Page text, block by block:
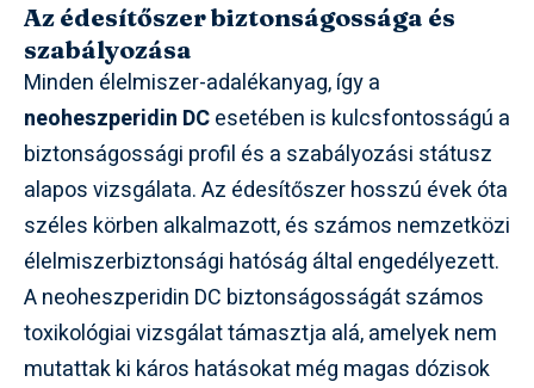
Az édesítőszer biztonságossága és
szabályozása
Minden élelmiszer-adalékanyag, így a
neoheszperidin DCesetében is kulcsfontosságú a
biztonságossági profil és a szabályozási státusz
alapos vizsgálata. Az édesítőszer hosszú évek óta
széles körben alkalmazott, és számos nemzetközi
élelmiszerbiztonsági hatóság által engedélyezett.
A neoheszperidin DC biztonságosságát számos
toxikológiai vizsgálat támasztja alá, amelyek nem
mutattak ki káros hatásokat még magas dózisok